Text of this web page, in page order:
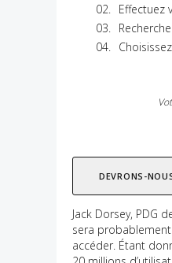
Effectuez
DEVRONS-
Jack Dorsey, PDG
sera probablement
accéder. Étant